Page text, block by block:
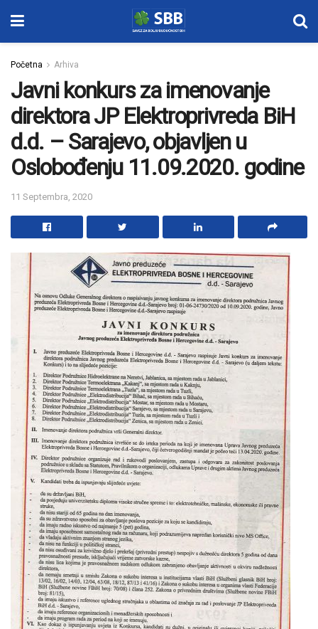
Početna Arhiva
Javni konkurs za imenovanje
direktora JP Elektroprivreda BiH
d.d. – Sarajevo, objavljen u
Oslobođenju 11.09.2020. godine
11 Septembra, 2020